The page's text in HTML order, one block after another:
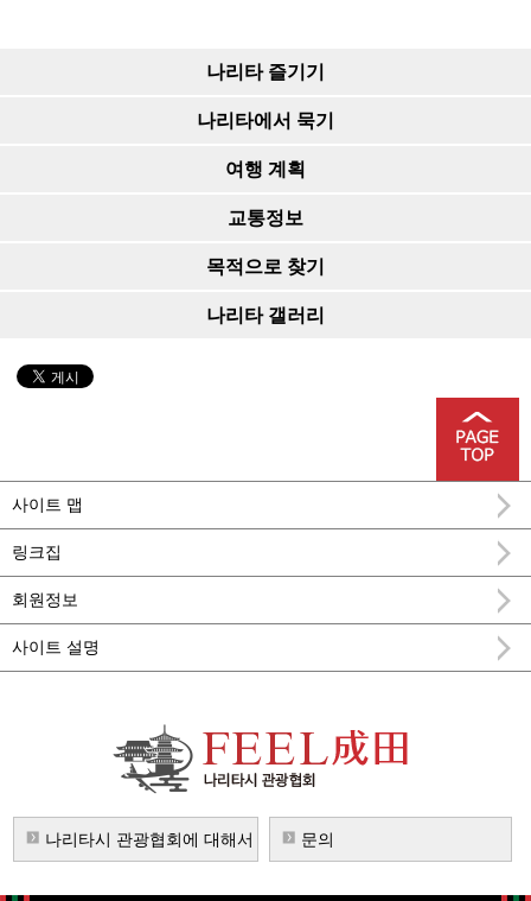
나리타 즐기기
나리타에서 묵기
여행 계획
교통정보
목적으로 찾기
나리타 갤러리
사이트 맵
링크집
회원정보
사이트 설명
FEEL 나리타 나리타시 공식 관광 정보
나리타시 관광협회에 대해서 문의